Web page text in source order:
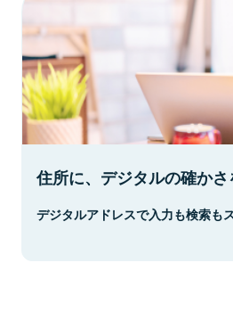
住所に、デジタルの確かさ
デジタルアドレスで入力も検索も